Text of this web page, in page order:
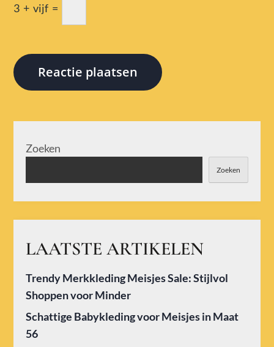
3 + vijf =
Zoeken
Zoeken
LAATSTE ARTIKELEN
Trendy Merkkleding Meisjes Sale: Stijlvol
Shoppen voor Minder
Schattige Babykleding voor Meisjes in Maat
56